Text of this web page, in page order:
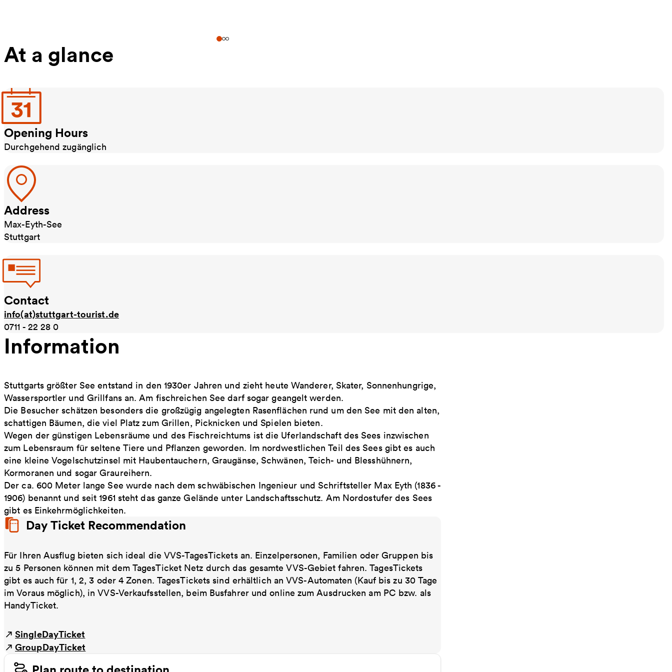
At a glance
Opening Hours
Durchgehend zugänglich
Address
Max-Eyth-See
Stuttgart
Contact
info(at)stuttgart-tourist.de
0711 - 22 28 0
Information
Stuttgarts größter See entstand in den 1930er Jahren und zieht heute Wanderer, Skater, Sonnenhungrige,
Wassersportler und Grillfans an. Am fischreichen See darf sogar geangelt werden.
Die Besucher schätzen besonders die großzügig angelegten Rasenflächen rund um den See mit den alten,
schattigen Bäumen, die viel Platz zum Grillen, Picknicken und Spielen bieten.
Wegen der günstigen Lebensräume und des Fischreichtums ist die Uferlandschaft des Sees inzwischen
zum Lebensraum für seltene Tiere und Pflanzen geworden. Im nordwestlichen Teil des Sees gibt es auch
eine kleine Vogelschutzinsel mit Haubentauchern, Graugänse, Schwänen, Teich- und Blesshühnern,
Kormoranen und sogar Graureihern.
Der ca. 600 Meter lange See wurde nach dem schwäbischen Ingenieur und Schriftsteller Max Eyth (1836 -
1906) benannt und seit 1961 steht das ganze Gelände unter Landschaftsschutz. Am Nordostufer des Sees
gibt es Einkehrmöglichkeiten.
Day Ticket Recommendation
Für Ihren Ausflug bieten sich ideal die VVS-TagesTickets an. Einzelpersonen, Familien oder Gruppen bis
zu 5 Personen können mit dem TagesTicket Netz durch das gesamte VVS-Gebiet fahren. TagesTickets
gibt es auch für 1, 2, 3 oder 4 Zonen. TagesTickets sind erhältlich an VVS-Automaten (Kauf bis zu 30 Tage
im Voraus möglich), in VVS-Verkaufsstellen, beim Busfahrer und online zum Ausdrucken am PC bzw. als
HandyTicket.
SingleDayTicket
GroupDayTicket